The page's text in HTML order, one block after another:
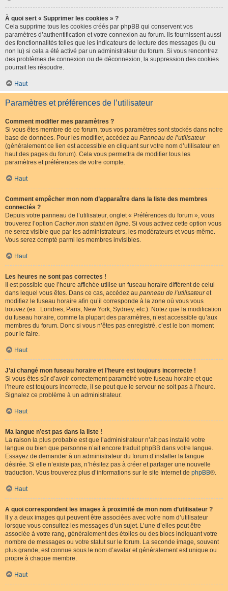
À quoi sert « Supprimer les cookies » ?
Cela supprime tous les cookies créés par phpBB qui conservent vos
paramètres d’authentification et votre connexion au forum. Ils fournissent aussi
des fonctionnalités telles que les indicateurs de lecture des messages (lu ou
non lu) si cela a été activé par un administrateur du forum. Si vous rencontrez
des problèmes de connexion ou de déconnexion, la suppression des cookies
pourrait les résoudre.
Haut
Paramètres et préférences de l’utilisateur
Comment modifier mes paramètres ?
Si vous êtes membre de ce forum, tous vos paramètres sont stockés dans notre
base de données. Pour les modifier, accédez au Panneau de l’utilisateur
(généralement ce lien est accessible en cliquant sur votre nom d’utilisateur en
haut des pages du forum). Cela vous permettra de modifier tous les
paramètres et préférences de votre compte.
Haut
Comment empêcher mon nom d’apparaître dans la liste des membres
connectés ?
Depuis votre panneau de l’utilisateur, onglet « Préférences du forum », vous
trouverez l’option Cacher mon statut en ligne. Si vous activez cette option vous
ne serez visible que par les administrateurs, les modérateurs et vous-même.
Vous serez compté parmi les membres invisibles.
Haut
Les heures ne sont pas correctes !
Il est possible que l’heure affichée utilise un fuseau horaire différent de celui
dans lequel vous êtes. Dans ce cas, accédez au panneau de l’utilisateuret
modifiez le fuseau horaire afin qu’il corresponde à la zone où vous vous
trouvez (ex : Londres, Paris, New York, Sydney, etc.). Notez que la modification
du fuseau horaire, comme la plupart des paramètres, n’est accessible qu’aux
membres du forum. Donc si vous n’êtes pas enregistré, c’est le bon moment
pour le faire.
Haut
J’ai changé mon fuseau horaire et l’heure est toujours incorrecte !
Si vous êtes sûr d’avoir correctement paramétré votre fuseau horaire et que
l’heure est toujours incorrecte, il se peut que le serveur ne soit pas à l’heure.
Signalez ce problème à un administrateur.
Haut
Ma langue n’est pas dans la liste !
La raison la plus probable est que l’administrateur n’ait pas installé votre
langue ou bien que personne n’ait encore traduit phpBB dans votre langue.
Essayez de demander à un administrateur du forum d’installer la langue
désirée. Si elle n’existe pas, n’hésitez pas à créer et partager une nouvelle
traduction. Vous trouverez plus d’informations sur le site Internet de phpBB®.
Haut
A quoi correspondent les images à proximité de mon nom d’utilisateur ?
Il y a deux images qui peuvent être associées avec votre nom d’utilisateur
lorsque vous consultez les messages d’un sujet. L’une d’elles peut être
associée à votre rang, généralement des étoiles ou des blocs indiquant votre
nombre de messages ou votre statut sur le forum. La seconde image, souvent
plus grande, est connue sous le nom d’avatar et généralement est unique ou
propre à chaque membre.
Haut